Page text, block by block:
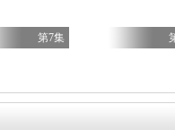
第7集